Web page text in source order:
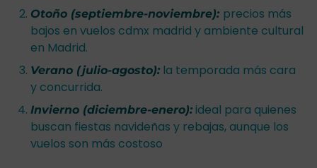
Otoño (septiembre-noviembre): precios más
bajos en vuelos cdmx madrid y ambiente cultural
en Madrid.
Verano (julio-agosto):la temporada más cara
y concurrida.
Invierno (diciembre-enero):ideal para quienes
buscan fiestas navideñas y rebajas, aunque los
vuelos son más costoso